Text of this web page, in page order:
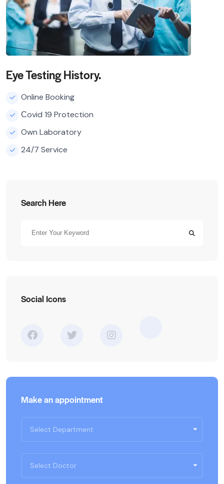
Eye Testing History.
Online Booking
Сovid 19 Protection
Own Laboratory
24/7 Service
Search Here
Social Icons
Make an appointment
Select Department
Select Doctor